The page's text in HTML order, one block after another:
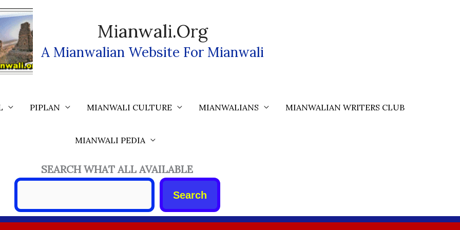
Mianwali.org
A Mianwalian Website For Mianwali
PIPLAN MIANWALI CULTURE MIANWALIANS MIANWALIAN WRITERS CLUB
MIANWALI PEDIA
SEARCH WHAT ALL AVAILABLE
Search